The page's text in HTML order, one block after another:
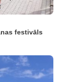
festivāls